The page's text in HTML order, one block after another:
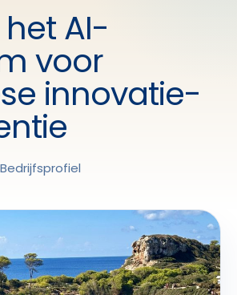
AI-
voor
innovatie-
Bedrijfsprofiel